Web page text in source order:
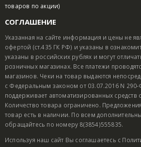
товаров по акции)
СОГЛАШЕНИЕ
Указанная на сайте информация и цены не
офертой (ст.435 ГК РФ) и указаны в
указаны в российских рублях и могут
розничных магазинах. Все платежи
магазинов. Чеки на товар выдаются
с Федеральным законом от 03.07.2016 N 290-
поддерживает автоматизированных средств
Количество товара ограничено.
товар есть в наличии. По всем
обращайтесь по номеру 8(3854)555835.
Используя наш сайт Вы соглашаетесь с